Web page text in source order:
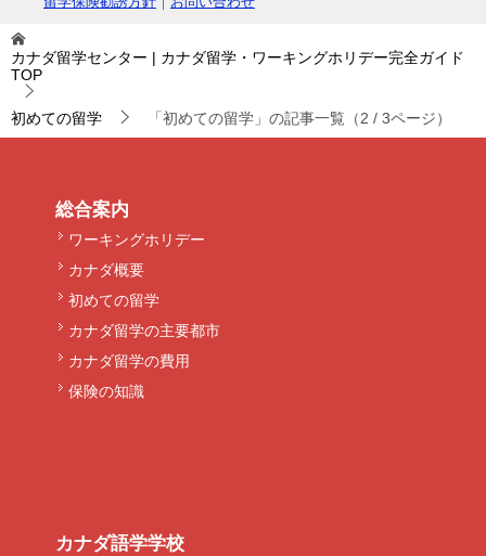
カナダ留学センター | カナダ留学・ワーキングホリデー完全ガイド
TOP
初めての留学 「初めての留学」の記事一覧（2 / 3ページ）
総合案内
ワーキングホリデー
カナダ概要
初めての留学
カナダ留学の主要都市
カナダ留学の費用
保険の知識
カナダ語学学校